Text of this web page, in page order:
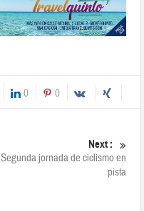
0 0
Next :
Segunda jornada de ciclismo en
pista